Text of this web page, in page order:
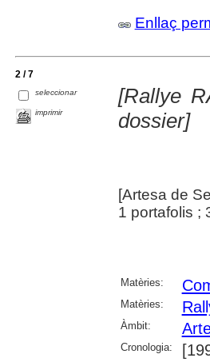
Enllaç
2 / 7
seleccionar
imprimir
[Rallye
dossier]
[Artesa de
1 portafolis ;
Matèries:
Matèries:
Àmbit:
Cronologia: